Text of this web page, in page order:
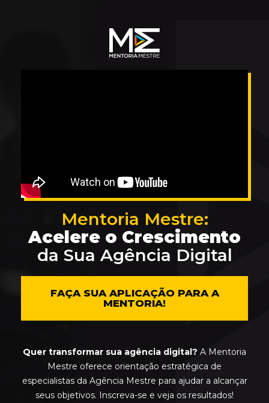
Mentoria Mestre:
Acelere o Crescimento
da Sua Agência Digital
FAÇA SUA APLICAÇÃO PARA A
MENTORIA!
Quer transformar sua agência digital? A Mentoria
Mestre oferece orientação estratégica de
especialistas da Agência Mestre para ajudar a alcançar
seus objetivos. Inscreva-se e veja os resultados!